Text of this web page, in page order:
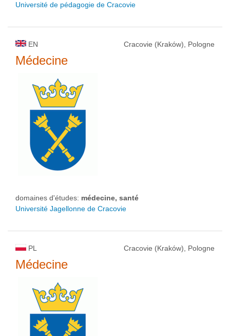
Université de pédagogie de Cracovie
EN Cracovie (Kraków), Pologne
Médecine
domaines d'études: médecine, santé
Université Jagellonne de Cracovie
PL Cracovie (Kraków), Pologne
Médecine